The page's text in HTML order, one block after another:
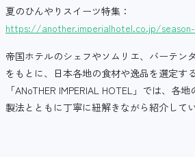
夏のひんやりスイーツ特集：
https://another.imperialhotel.co.jp/
帝国ホテルのシェフやソムリエ、バーテン
をもとに、日本各地の食材や逸品を選定す
「ANoTHER IMPERIAL HOTEL」では、各
製法とともに丁寧に紐解きながら紹介してい